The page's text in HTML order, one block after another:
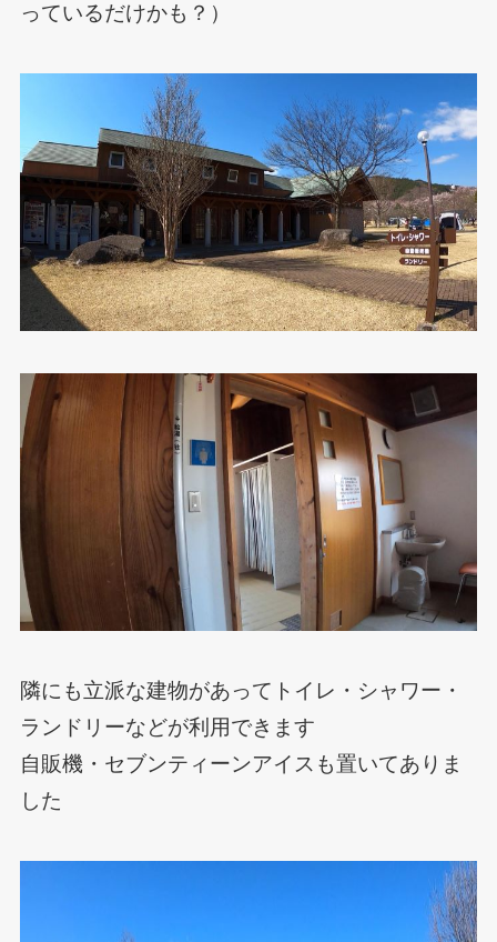
っているだけかも？）
隣にも立派な建物があってトイレ・シャワー・
ランドリーなどが利用できます
自販機・セブンティーンアイスも置いてありま
した